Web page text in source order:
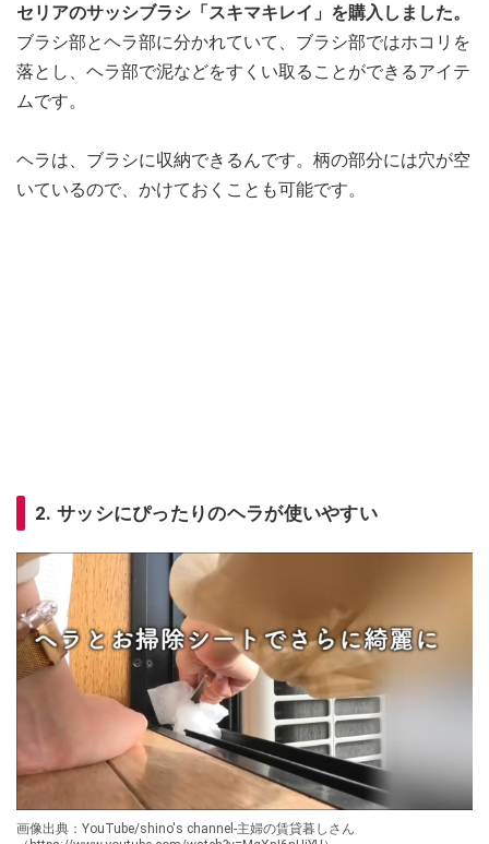
セリアのサッシブラシ「スキマキレイ」を購入しました。
ブラシ部とヘラ部に分かれていて、ブラシ部ではホコリを
落とし、ヘラ部で泥などをすくい取ることができるアイテ
ムです。
ヘラは、ブラシに収納できるんです。柄の部分には穴が空
いているので、かけておくことも可能です。
2. サッシにぴったりのヘラが使いやすい
画像出典：YouTube/shino's channel-主婦の賃貸暮しさん